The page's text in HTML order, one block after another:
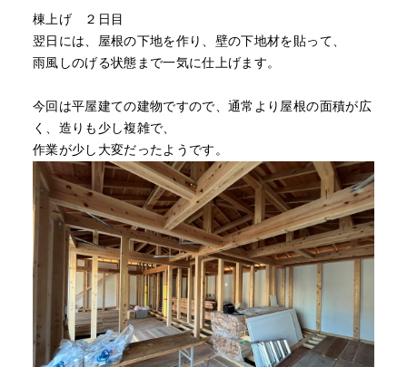
棟上げ ２日目
翌日には、屋根の下地を作り、壁の下地材を貼って、
雨風しのげる状態まで一気に仕上げます。
今回は平屋建ての建物ですので、通常より屋根の面積が広
く、造りも少し複雑で、
作業が少し大変だったようです。